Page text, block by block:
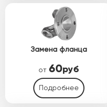
Замена фланца
от 60руб
Подробнее